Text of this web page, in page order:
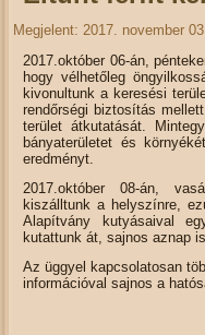
Megjelent: 2017. november 03.
2017.október 06-án,
hogy vélhetőleg
kivonultunk a keresési
rendőrségi biztosítás
terület átkutatását.
bányaterületet és
eredményt.
2017.október 08-án,
kiszálltunk a helyszínre,
Alapítvány kutyásaival
kutattunk át, sajnos aznap
Az üggyel kapcsolatosan
információval sajnos a